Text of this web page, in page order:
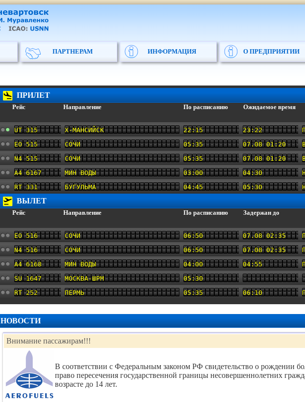
ПАРТНЕРАМ ИНФОРМАЦИЯ О ПРЕДПРИЯТИИ
ПРИЛЕТ
Рейс Направление По расписанию Ожидаемое время
UT 315 Х-МАНСИЙСК 22:15 23:22
EO 515
СОЧИ 05:35 07.08 01:20
N4 515
СОЧИ 05:35 07.08 01:20
A4 6167
МИН ВОДЫ 03:00 04:30
RT 331
БУГУЛЬМА 04:45 05:30
ВЫЛЕТ
Рейс Направление По расписанию Задержан до
EO 516 СОЧИ 06:50 07.08 02:35
N4 516
СОЧИ 06:50 07.08 02:35
A4 6168
МИН ВОДЫ 04:00 04:55
SU 1647
МОСКВА-ШРМ
05:30
RT 252
ПЕРМЬ 05:35 06:10
НОВОСТИ
Внимание пассажирам!!!
В соответствии с Федеральным законом РФ свидетельство о рождении
право пересечения государственной границы несовершеннолетних
возрасте до 14 лет.